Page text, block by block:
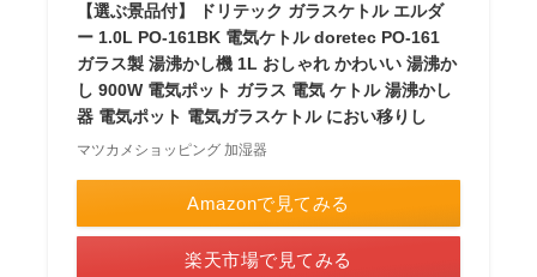
【選ぶ景品付】 ドリテック ガラスケトル エルダ
ー 1.0L PO-161BK 電気ケトル doretec PO-161
ガラス製 湯沸かし機 1L おしゃれ かわいい 湯沸か
し 900W 電気ポット ガラス 電気 ケトル 湯沸かし
器 電気ポット 電気ガラスケトル におい移りし
マツカメショッピング 加湿器
Amazonで見てみる
楽天市場で見てみる